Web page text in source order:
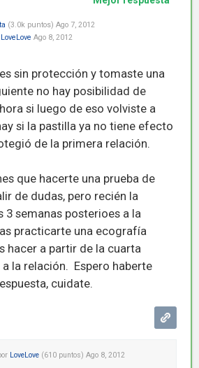
(3.0k puntos) Ago 7, 2012
LoveLove Ago 8, 2012
sin protección y tomaste una
no hay posibilidad de
si luego de eso volviste a
si la pastilla ya no tiene efecto
de la primera relación.
que hacerte una prueba de
de dudas, pero recién la
3 semanas posterioes a la
practicarte una ecografía
hacer a partir de la cuarta
la relación. Espero haberte
cuidate.
LoveLove (610 puntos) Ago 8, 2012